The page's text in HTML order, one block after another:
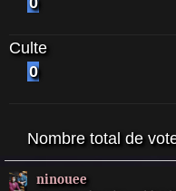
Culte
0
Nombre total de
ninouee